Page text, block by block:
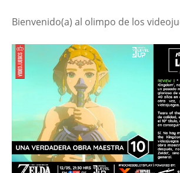
Bienvenido(a) al olimpo de los